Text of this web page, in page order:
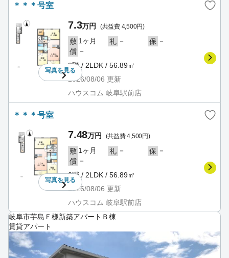
＊＊＊号室
写真を見る
7.3万円 (共益費 4,500円)
敷 1ヶ月 礼 － 保 －
償 －
2階 / 2LDK / 56.89㎡
2026/08/06 更新
ハウスコム 岐阜駅前店
＊＊＊号室
写真を見る
7.48万円 (共益費 4,500円)
敷 1ヶ月 礼 － 保 －
償 －
2階 / 2LDK / 56.89㎡
2026/08/06 更新
ハウスコム 岐阜駅前店
岐阜市芋島Ｆ様新築アパートＢ棟
賃貸アパート